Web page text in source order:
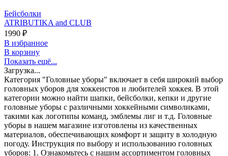
Бейсболки
ATRIBUTIKA and CLUB
1990 ₽
В избранное
В корзину
Показать ещё...
Загрузка...
Категория "Головные уборы" включает в себя широкий выбор
головных уборов для хоккеистов и любителей хоккея. В этой
категории можно найти шапки, бейсболки, кепки и другие
головные уборы с различными хоккейными символиками,
такими как логотипы команд, эмблемы лиг и т.д. Головные
уборы в нашем магазине изготовлены из качественных
материалов, обеспечивающих комфорт и защиту в холодную
погоду. Инструкция по выбору и использованию головных
уборов: 1. Ознакомьтесь с нашим ассортиментом головных